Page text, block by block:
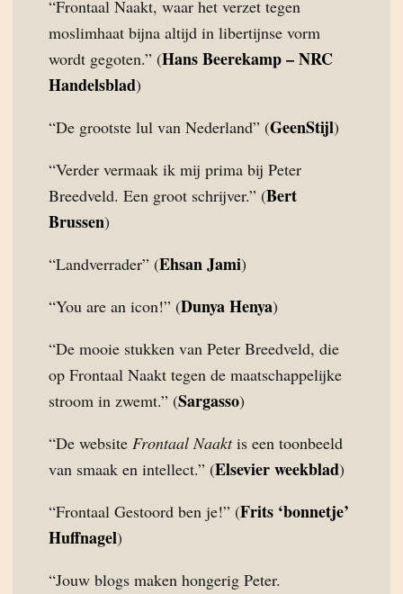
“Frontaal Naakt, waar het verzet tegen
moslimhaat bijna altijd in libertijnse vorm
wordt gegoten.” (Hans Beerekamp – NRC
Handelsblad)
“De grootste lul van Nederland” (GeenStijl)
“Verder vermaak ik mij prima bij Peter
Breedveld. Een groot schrijver.” (Bert
Brussen)
“Landverrader” (Ehsan Jami)
“You are an icon!” (Dunya Henya)
“De mooie stukken van Peter Breedveld, die
op Frontaal Naakt tegen de maatschappelijke
stroom in zwemt.” (Sargasso)
“De website Frontaal Naaktis een toonbeeld
van smaak en intellect.” (Elsevier weekblad)
“Frontaal Gestoord ben je!” (Frits ‘bonnetje’
Huffnagel)
“Jouw blogs maken hongerig Peter.